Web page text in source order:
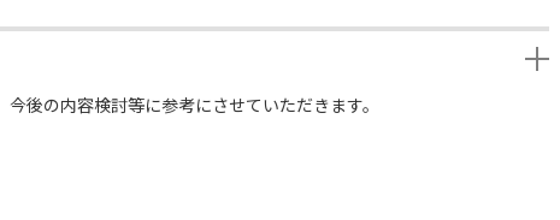
後の内容検討等に参考にさせていただきます。